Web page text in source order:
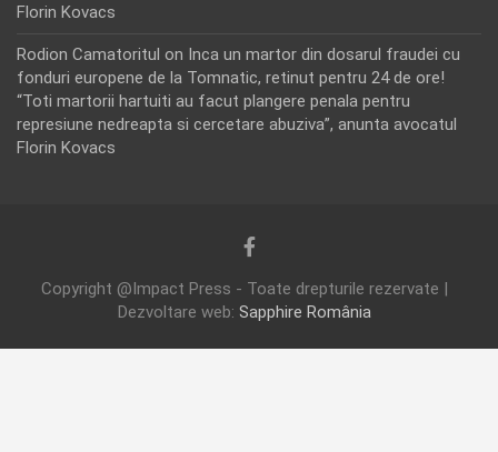
Florin Kovacs
Rodion Camatoritul on Inca un martor din dosarul fraudei cu
fonduri europene de la Tomnatic, retinut pentru 24 de ore!
“Toti martorii hartuiti au facut plangere penala pentru
represiune nedreapta si cercetare abuziva”, anunta avocatul
Florin Kovacs
Copyright @Impact Press - Toate drepturile rezervate |
Dezvoltare web: Sapphire România